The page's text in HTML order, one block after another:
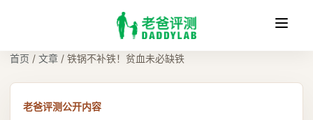
收
首页 / 文章 / 铁锅不补铁！贫血未必缺铁
老爸评测公开内容